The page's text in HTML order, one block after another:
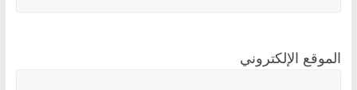
الموقع الإلكتروني